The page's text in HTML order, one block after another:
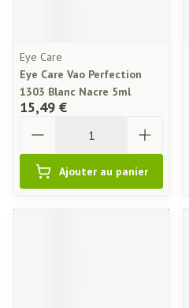
Eye Care
Eye Care Vao Perfection
1303 Blanc Nacre 5ml
15,49 €
Ajouter au panier